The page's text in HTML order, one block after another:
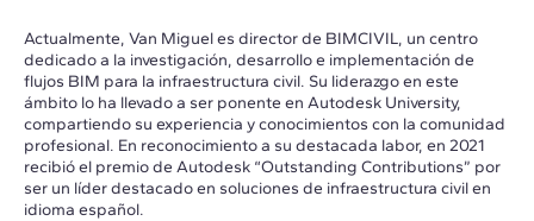
Actualmente, Van Miguel es director de BIMCIVIL, un centro
dedicado a la investigación, desarrollo e implementación de
flujos BIM para la infraestructura civil. Su liderazgo en este
ámbito lo ha llevado a ser ponente en Autodesk University,
compartiendo su experiencia y conocimientos con la comunidad
profesional. En reconocimiento a su destacada labor, en 2021
recibió el premio de Autodesk “Outstanding Contributions” por
ser un líder destacado en soluciones de infraestructura civil en
idioma español.